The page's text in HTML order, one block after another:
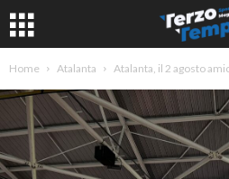
Home Atalanta Atalanta, il 2 agosto